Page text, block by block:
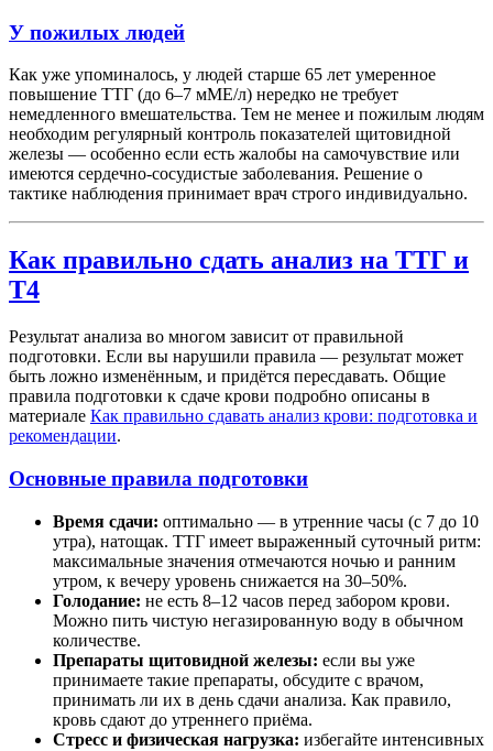
У пожилых людей
Как уже упоминалось, у людей старше 65 лет умеренное
повышение ТТГ (до 6–7 мМЕ/л) нередко не требует
немедленного вмешательства. Тем не менее и пожилым людям
необходим регулярный контроль показателей щитовидной
железы — особенно если есть жалобы на самочувствие или
имеются сердечно-сосудистые заболевания. Решение о
тактике наблюдения принимает врач строго индивидуально.
Как правильно сдать анализ на ТТГ и
Т4
Результат анализа во многом зависит от правильной
подготовки. Если вы нарушили правила — результат может
быть ложно изменённым, и придётся пересдавать. Общие
правила подготовки к сдаче крови подробно описаны в
материале Как правильно сдавать анализ крови: подготовка и
рекомендации.
Основные правила подготовки
Время сдачи: оптимально — в утренние часы (с 7 до 10
утра), натощак. ТТГ имеет выраженный суточный ритм:
максимальные значения отмечаются ночью и ранним
утром, к вечеру уровень снижается на 30–50%.
Голодание: не есть 8–12 часов перед забором крови.
Можно пить чистую негазированную воду в обычном
количестве.
Препараты щитовидной железы: если вы уже
принимаете такие препараты, обсудите с врачом,
принимать ли их в день сдачи анализа. Как правило,
кровь сдают до утреннего приёма.
Стресс и физическая нагрузка: избегайте интенсивных